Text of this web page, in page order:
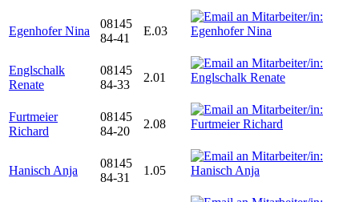
Egenhofer Nina
08145
84-41
E.03
Englschalk
Renate
08145
84-33
2.01
Furtmeier
Richard
08145
84-20
2.08
Hanisch Anja
08145
84-31
1.05